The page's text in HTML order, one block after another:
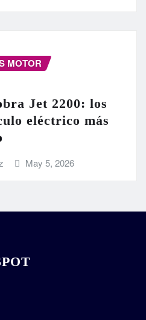
MOTOR
Jet 2200: los
eléctrico más
May 5, 2026